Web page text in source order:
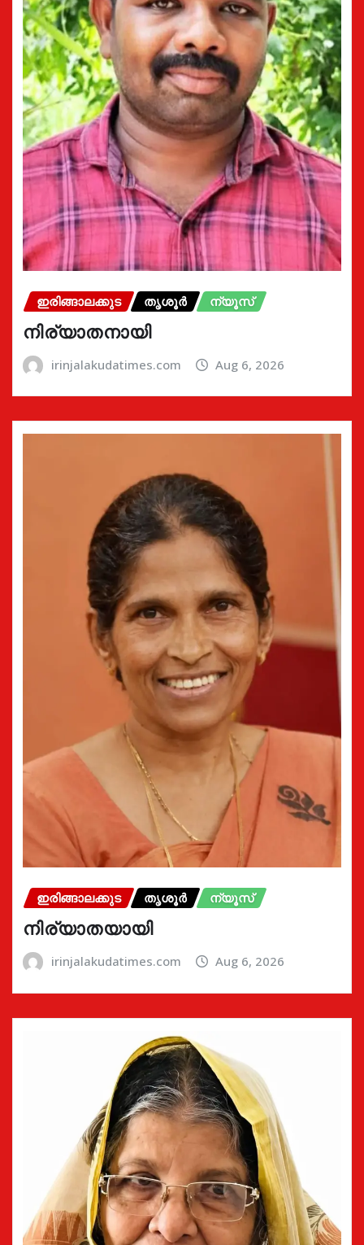
ഇരിങ്ങാലക്കുട തൃശൂർ ന്യൂസ്
നിര്യാതനായി
irinjalakudatimes.com Aug 6, 2026
ഇരിങ്ങാലക്കുട തൃശൂർ ന്യൂസ്
നിര്യാതയായി
irinjalakudatimes.com Aug 6, 2026